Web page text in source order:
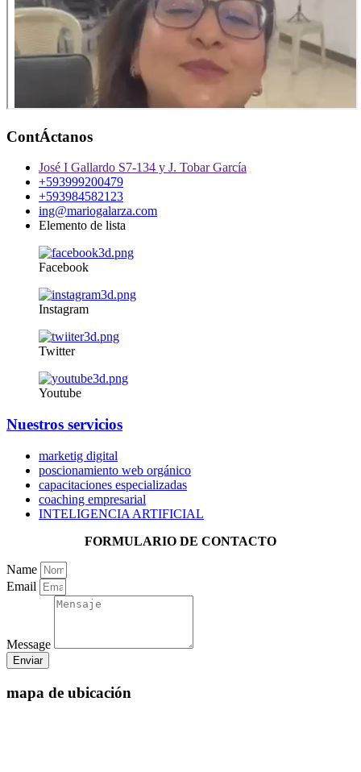
ContÁctanos
José I Gallardo S7-134 y J. Tobar García
+593999200479
+593984582123
ing@mariogalarza.com
Elemento de lista
Facebook
Instagram
Twitter
Youtube
Nuestros servicios
marketig digital
poscionamiento web orgánico
capacitaciones especializadas
coaching empresarial
INTELIGENCIA ARTIFICIAL
FORMULARIO DE CONTACTO
Name
Email
Message
Enviar
mapa de ubicación